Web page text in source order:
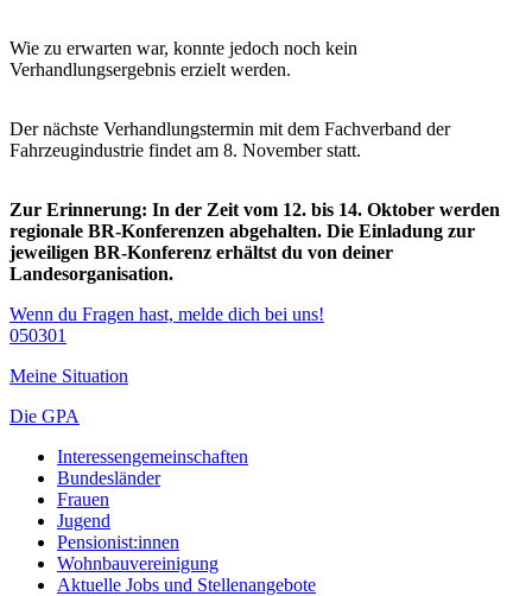
Wie zu erwarten war, konnte jedoch noch kein
Verhandlungsergebnis erzielt werden.
Der nächste Verhandlungstermin mit dem Fachverband der
Fahrzeugindustrie findet am 8. November statt.
Zur Erinnerung: In der Zeit vom 12. bis 14. Oktober werden
regionale BR-Konferenzen abgehalten. Die Einladung zur
jeweiligen BR-Konferenz erhältst du von deiner
Landesorganisation.
Wenn du Fragen hast, melde dich bei uns!
050301
Meine Situation
Die GPA
Interessengemeinschaften
Bundesländer
Frauen
Jugend
Pensionist:innen
Wohnbauvereinigung
Aktuelle Jobs und Stellenangebote